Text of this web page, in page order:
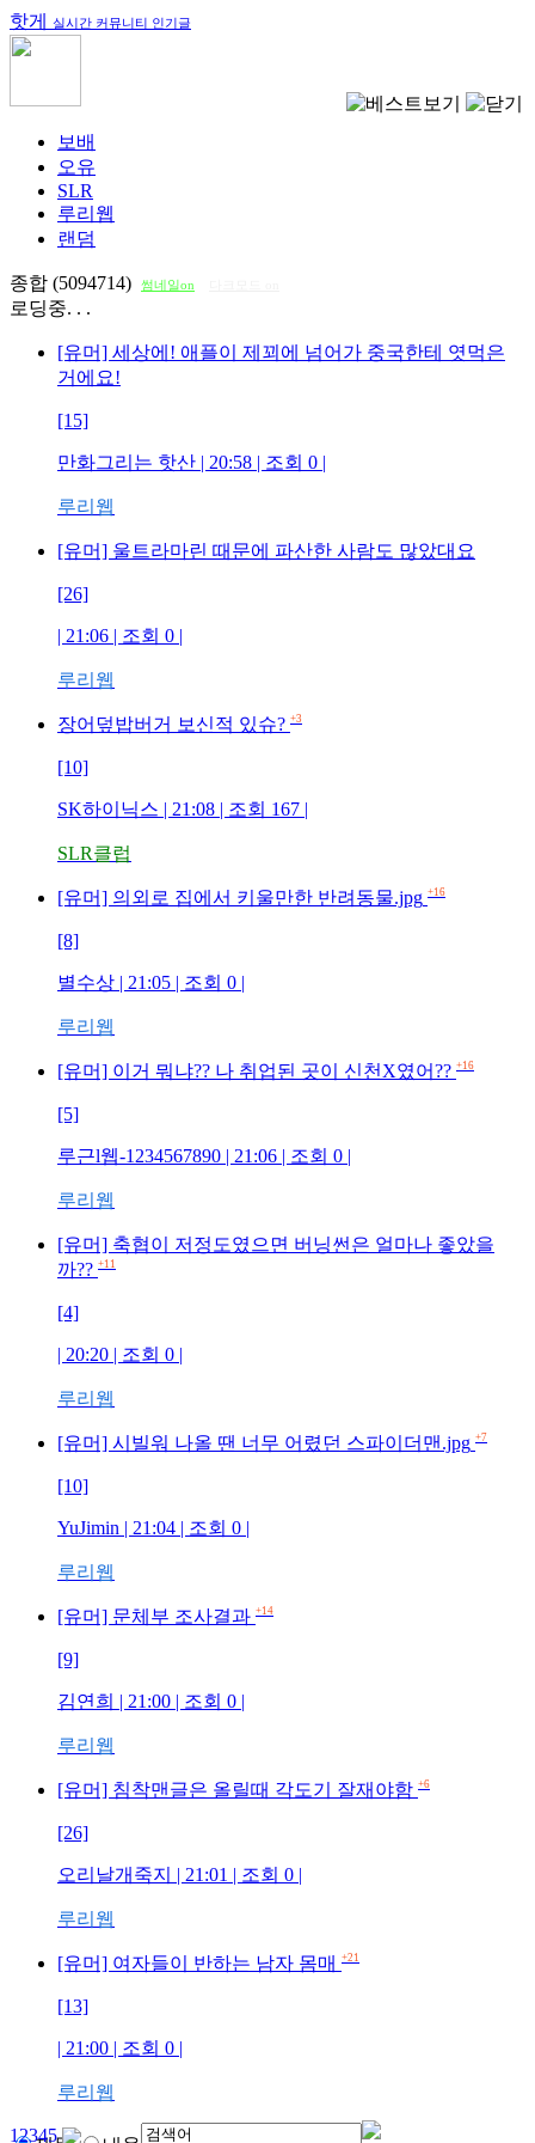
핫게 실시간 커뮤니티 인기글
보배
오유
SLR
루리웹
랜덤
종합 (5094714) 썸네일on
로딩중. . .
[유머] 세상에! 애플이 제꾀에 넘어가 중국한테 엿먹은
거에요!
[15]
만화그리는 핫산 | 20:58 | 조회 0 |
루리웹
[유머] 울트라마린 때문에 파산한 사람도 많았대요
[26]
| 21:06 | 조회 0 |
루리웹
장어덮밥버거 보신적 있슈? +3
[10]
SK하이닉스 | 21:08 | 조회 167 |
SLR클럽
[유머] 의외로 집에서 키울만한 반려동물.jpg +16
[8]
별수상 | 21:05 | 조회 0 |
루리웹
[유머] 이거 뭐냐?? 나 취업된 곳이 신천X였어?? +16
[5]
루근l웹-1234567890 | 21:06 | 조회 0 |
루리웹
[유머] 축협이 저정도였으면 버닝썬은 얼마나 좋았을
까?? +11
[4]
| 20:20 | 조회 0 |
루리웹
[유머] 시빌워 나올 땐 너무 어렸던 스파이더맨.jpg +7
[10]
YuJimin | 21:04 | 조회 0 |
루리웹
[유머] 문체부 조사결과 +14
[9]
김연희 | 21:00 | 조회 0 |
루리웹
[유머] 침착맨글은 올릴때 각도기 잘재야함 +6
[26]
오리날개죽지 | 21:01 | 조회 0 |
루리웹
[유머] 여자들이 반하는 남자 몸매 +21
[13]
| 21:00 | 조회 0 |
루리웹
12345